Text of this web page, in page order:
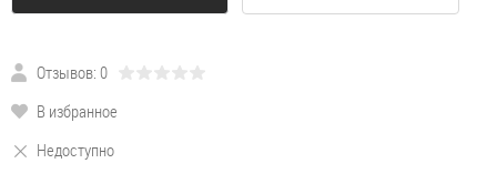
Отзывов: 0
В избранное
Недоступно